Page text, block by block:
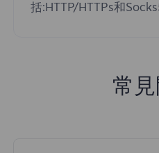
括:HTTP/HTTPs和
常